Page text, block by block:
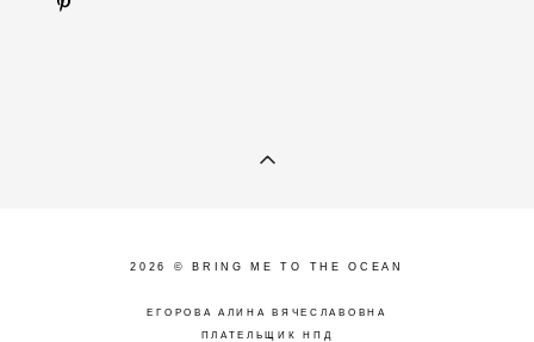
2026 © BRING ME TO THE OCEAN
ЕГОРОВА АЛИНА ВЯЧЕСЛАВОВНА
ПЛАТЕЛЬЩИК НПД